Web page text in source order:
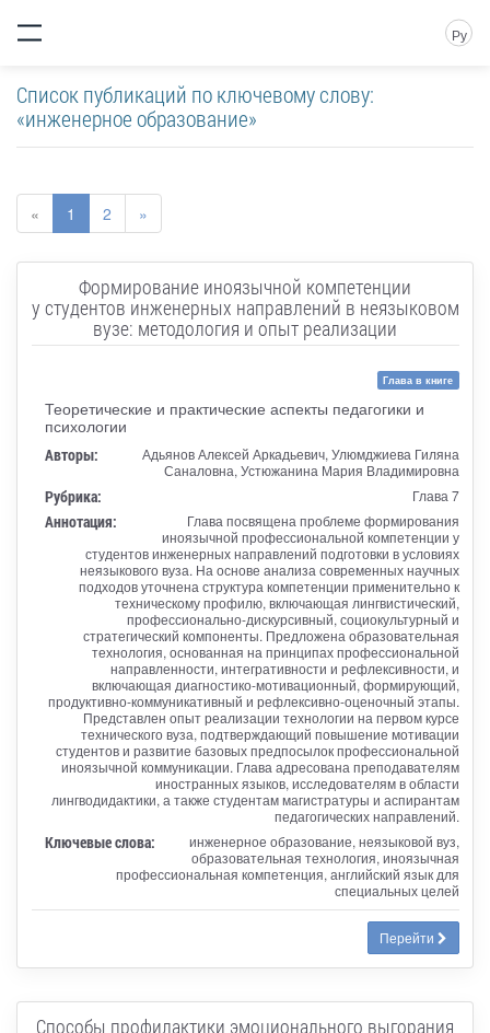
Ру
Список публикаций по ключевому слову:
«инженерное образование»
« 1 2 »
Формирование иноязычной компетенции
у студентов инженерных направлений в неязыковом
вузе: методология и опыт реализации
Глава в книге
Теоретические и практические аспекты педагогики и
психологии
Авторы:
Адьянов Алексей Аркадьевич, Улюмджиева Гиляна
Саналовна, Устюжанина Мария Владимировна
Рубрика: Глава 7
Аннотация:
Глава посвящена проблеме формирования
иноязычной профессиональной компетенции у
студентов инженерных направлений подготовки в условиях
неязыкового вуза. На основе анализа современных научных
подходов уточнена структура компетенции применительно к
техническому профилю, включающая лингвистический,
профессионально-дискурсивный, социокультурный и
стратегический компоненты. Предложена образовательная
технология, основанная на принципах профессиональной
направленности, интегративности и рефлексивности, и
включающая диагностико-мотивационный, формирующий,
продуктивно-коммуникативный и рефлексивно-оценочный этапы.
Представлен опыт реализации технологии на первом курсе
технического вуза, подтверждающий повышение мотивации
студентов и развитие базовых предпосылок профессиональной
иноязычной коммуникации. Глава адресована преподавателям
иностранных языков, исследователям в области
лингводидактики, а также студентам магистратуры и аспирантам
педагогических направлений.
Ключевые слова:
инженерное образование, неязыковой вуз,
образовательная технология, иноязычная
профессиональная компетенция, английский язык для
специальных целей
Перейти
Способы профилактики эмоционального выгорания